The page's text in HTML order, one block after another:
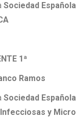
Sociedad
1ª
Ramos
Sociedad
y